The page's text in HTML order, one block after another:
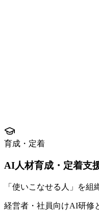
育成・定着
AI人材育成・定着支
「使いこなせる人」を組
経営者・社員向けAI研修